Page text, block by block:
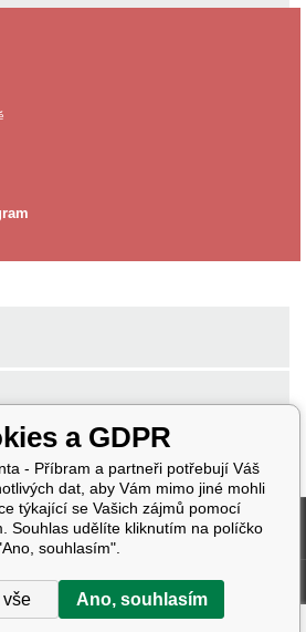
a GDPR
- Příbram a partneři potřebují Váš
dat, aby Vám mimo jiné mohli
týkající se Vašich zájmů pomocí
Souhlas udělíte kliknutím na políčko
souhlasím".
vše Ano, souhlasím